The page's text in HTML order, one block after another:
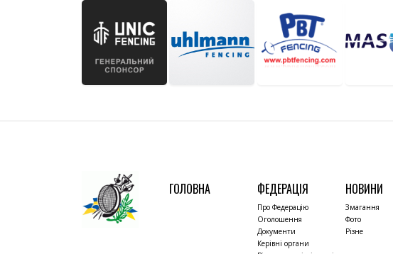
ГОЛОВНА ФЕДЕРАЦІЯ
Про Федерацію
Оголошення
Документи
Керівні органи
НОВИНИ
Змагання
Фото
Різне